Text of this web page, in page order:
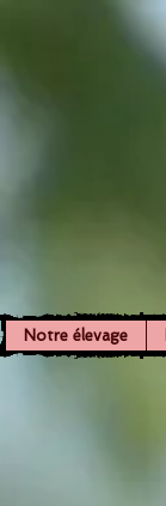
Notre élevage